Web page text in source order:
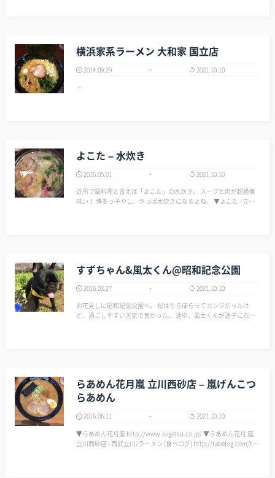
横浜家系ラーメン 大和家 国立店
2014.09.29
2021.10.10
…
よこた – 水炊き
2016.05.01
2021.10.10
近所で鍋料理と言えば「よこた」の水炊き。 スープと肉が超絶美
味い！ 博多っ子やし、やっぱ水炊きになるよね。 ▼よこた - 立川
すずちゃん&風太くん@昭和記念公園
2016.03.27
2021.10.10
お花見しに昭和記念公園へ。 桜はちらほらってカンジだったけ
ど、過ごしやすい天気で良かった。 途中、風太くんが迷子になる
らあめん花月嵐 立川西砂店 – 嵐げんこつ
らあめん
2016.06.11
2021.10.10
▼らあめん花月嵐 http://www.kagetsu.co.jp/ ▼らあめん花月 嵐
立川西砂店 - 西武立川/ラーメン [食べログ] http://tabelog.com/tok